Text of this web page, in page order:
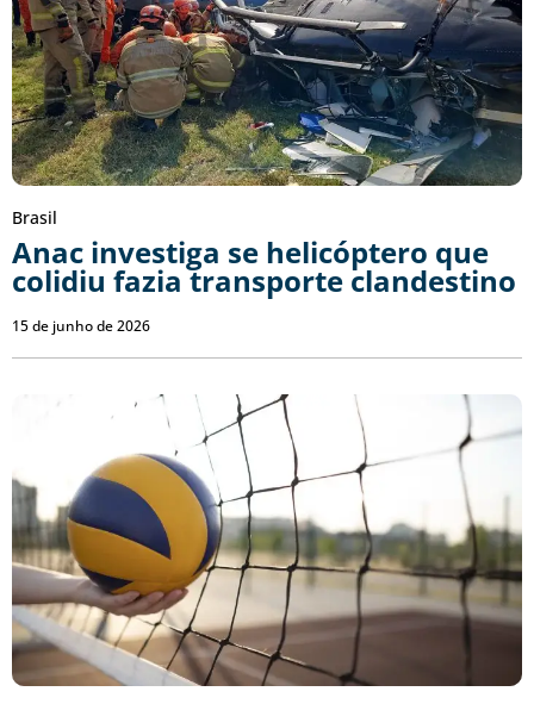
Brasil
Anac investiga se helicóptero que
colidiu fazia transporte clandestino
15 de junho de 2026